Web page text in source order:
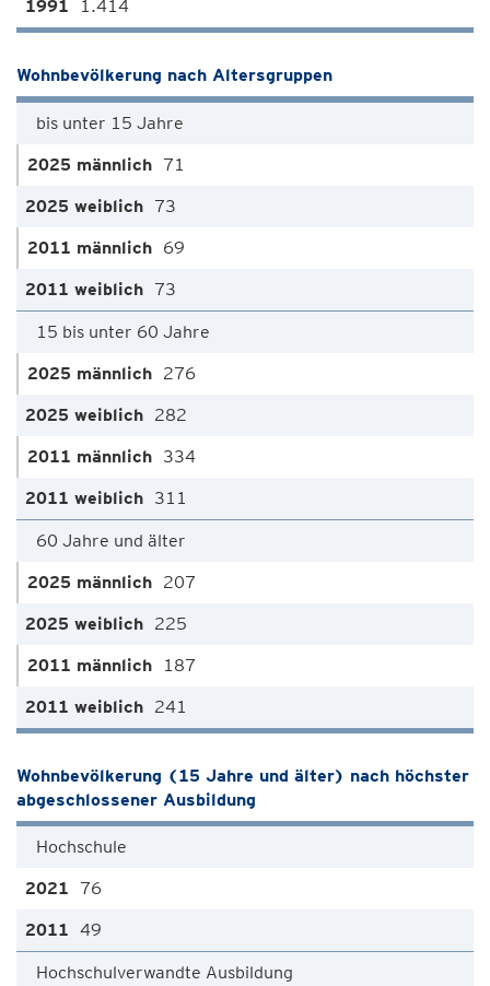
1.414
Wohnbevölkerung nach Altersgruppen
bis unter 15 Jahre
71
73
69
73
15 bis unter 60 Jahre
276
282
334
311
60 Jahre und älter
207
225
187
241
Wohnbevölkerung (15 Jahre und älter) nach höchster
abgeschlossener Ausbildung
Hochschule
76
49
Hochschulverwandte Ausbildung